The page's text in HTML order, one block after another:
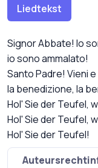
Liedtekst
Signor Abbate! Io
io sono ammalato!
Santo Padre! Vieni
la benedizione, la
Hol' Sie der Teufel,
Hol' Sie der Teufel,
Hol' Sie der Teufel!